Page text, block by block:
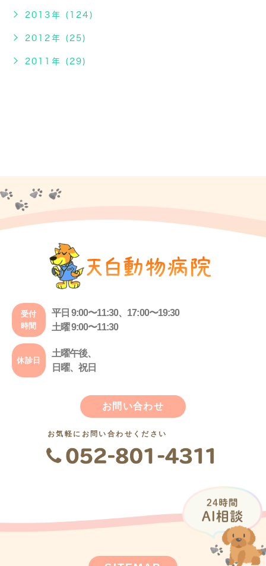
2013年 (124)
2012年 (25)
2011年 (29)
受付
時間
平日 9:00〜11:30、17:00〜19:30
土曜 9:00〜11:30
休診日
土曜午後、
日曜、祝日
お問い合わせ
お気軽にお問い合わせください